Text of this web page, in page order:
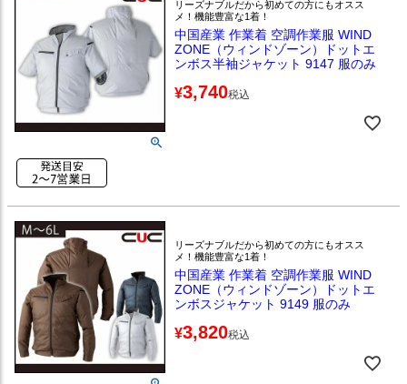
リーズナブルだから初めての方にもオスス
メ！機能豊富な1着！
中国産業 作業着 空調作業服 WIND
ZONE（ウィンドゾーン）ドットエ
ンボス半袖ジャケット 9147 服のみ
¥3,740税込
リーズナブルだから初めての方にもオスス
メ！機能豊富な1着！
中国産業 作業着 空調作業服 WIND
ZONE（ウィンドゾーン）ドットエ
ンボスジャケット 9149 服のみ
¥3,820税込